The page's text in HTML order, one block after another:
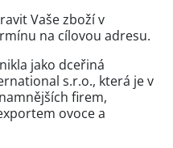
Vaše zboží v
na cílovou adresu.
jako dceřiná
s.r.o., která je v
firem,
ovoce a